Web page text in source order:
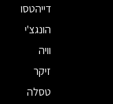
דייהטסו
הונגצ'י
וויה
זיקר
טסלה